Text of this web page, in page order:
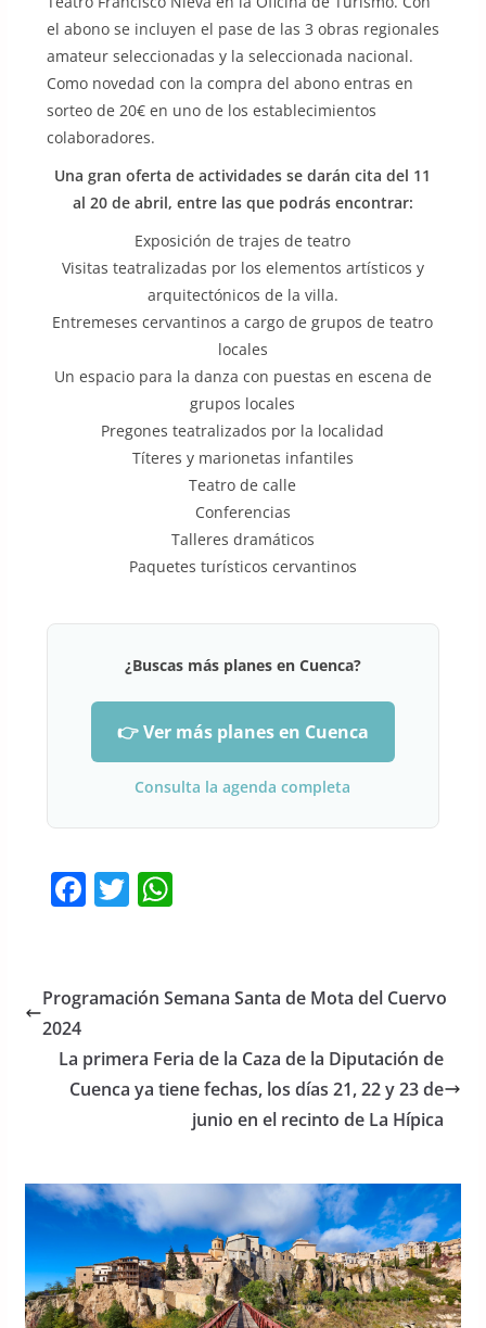
el abono se incluyen el pase de las 3 obras regionales
amateur seleccionadas y la seleccionada nacional.
Como novedad con la compra del abono entras en
sorteo de 20€ en uno de los establecimientos
colaboradores.
Una gran oferta de actividades se darán cita del 11
al 20 de abril, entre las que podrás encontrar:
Exposición de trajes de teatro
Visitas teatralizadas por los elementos artísticos y
arquitectónicos de la villa.
Entremeses cervantinos a cargo de grupos de teatro
locales
Un espacio para la danza con puestas en escena de
grupos locales
Pregones teatralizados por la localidad
Títeres y marionetas infantiles
Teatro de calle
Conferencias
Talleres dramáticos
Paquetes turísticos cervantinos
¿Buscas más planes en Cuenca?
👉 Ver más planes en Cuenca
Consulta la agenda completa
F
e
o
o
T
er
W
s
p
p
Programación Semana Santa de Mota del Cuervo
2024
La primera Feria de la Caza de la Diputación de
Cuenca ya tiene fechas, los días 21, 22 y 23 de
junio en el recinto de La Hípica